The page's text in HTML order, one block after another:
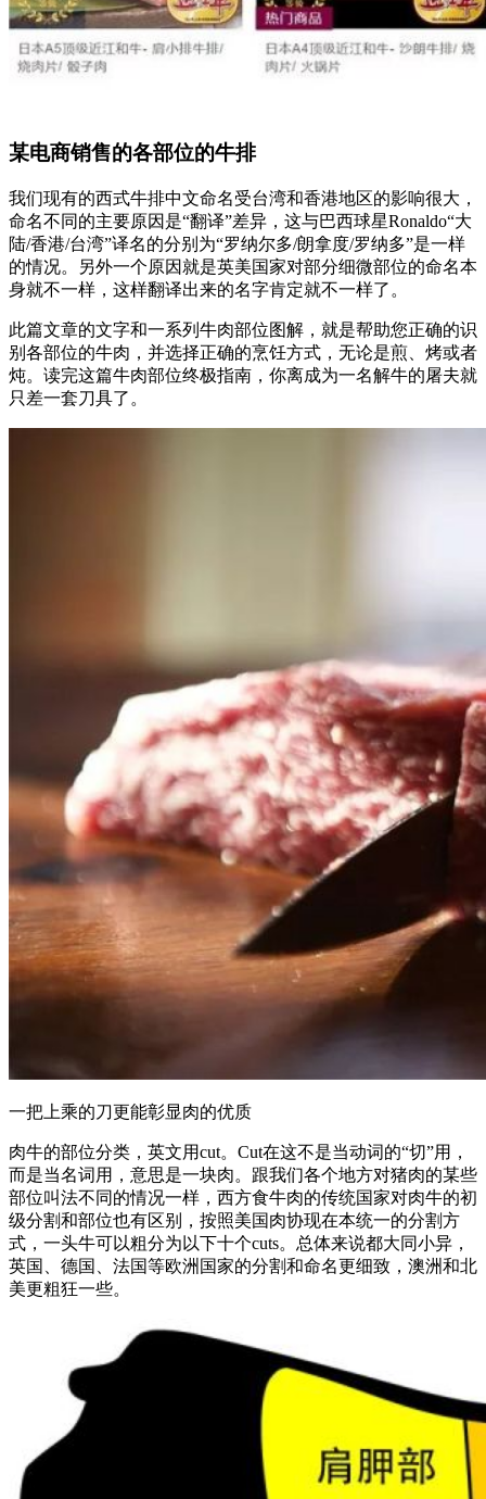
某电商销售的各部位的牛排
我们现有的西式牛排中文命名受台湾和香港地区的影响很大，
命名不同的主要原因是“翻译”差异，这与巴西球星Ronaldo“大
陆/香港/台湾”译名的分别为“罗纳尔多/朗拿度/罗纳多”是一样
的情况。另外一个原因就是英美国家对部分细微部位的命名本
身就不一样，这样翻译出来的名字肯定就不一样了。
此篇文章的文字和一系列牛肉部位图解，就是帮助您正确的识
别各部位的牛肉，并选择正确的烹饪方式，无论是煎、烤或者
炖。读完这篇牛肉部位终极指南，你离成为一名解牛的屠夫就
只差一套刀具了。
一把上乘的刀更能彰显肉的优质
肉牛的部位分类，英文用cut。Cut在这不是当动词的“切”用，
而是当名词用，意思是一块肉。跟我们各个地方对猪肉的某些
部位叫法不同的情况一样，西方食牛肉的传统国家对肉牛的初
级分割和部位也有区别，按照美国肉协现在本统一的分割方
式，一头牛可以粗分为以下十个cuts。总体来说都大同小异，
英国、德国、法国等欧洲国家的分割和命名更细致，澳洲和北
美更粗狂一些。